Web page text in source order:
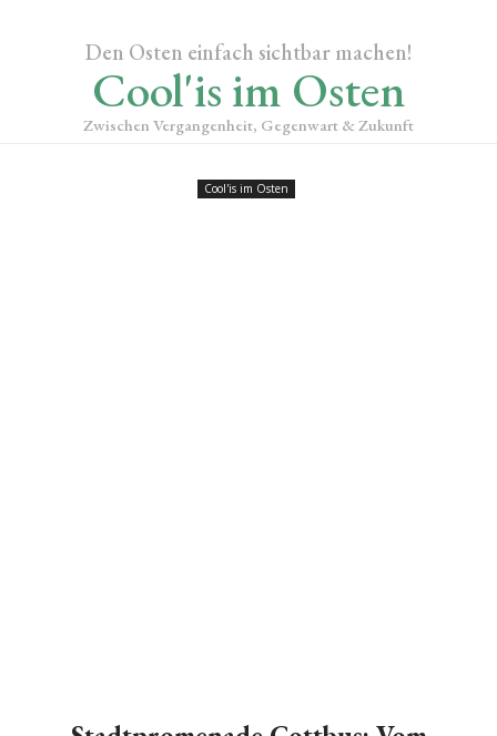
Den Osten einfach sichtbar machen!
Cool'is im Osten
Zwischen Vergangenheit, Gegenwart & Zukunft
Cool'is im Osten